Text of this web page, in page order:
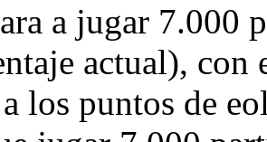
a jugar 7.000
actual), con
los puntos de